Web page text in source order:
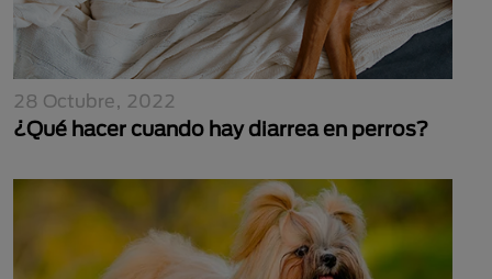
28 Octubre, 2022
¿Qué hacer cuando hay diarrea en perros?